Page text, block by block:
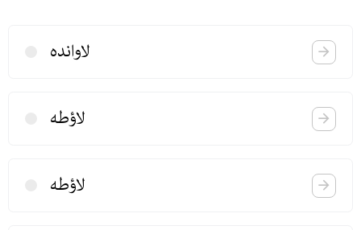
لاوانده
لاؤطه
لاؤطه